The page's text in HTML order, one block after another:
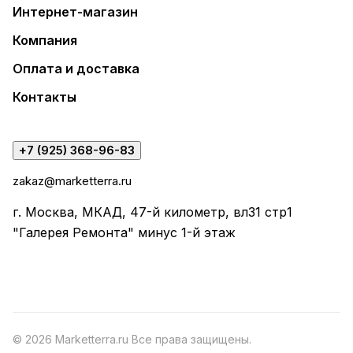
Интернет-магазин
Компания
Оплата и доставка
Контакты
+7 (925) 368-96-83
zakaz@marketterra.ru
г. Москва, МКАД, 47-й километр, вл31 стр1
"Галерея Ремонта" минус 1-й этаж
© 2026 Marketterra.ru Все права защищены.